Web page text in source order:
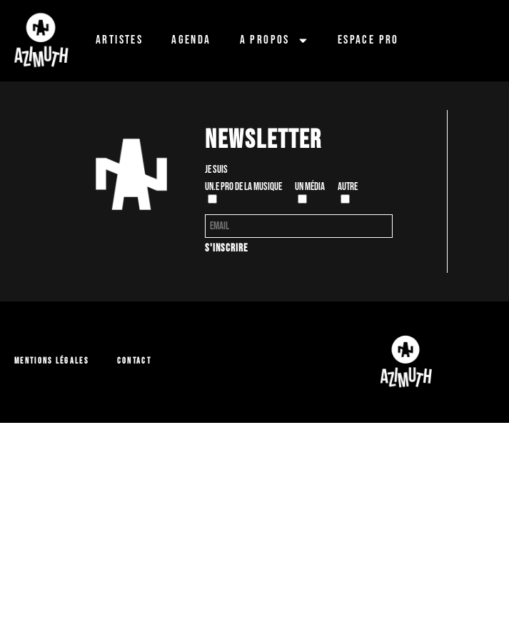
Artistes Agenda A propos Espace pro
Newsletter
Je suis
Un.e pro de la musique
Un média Autre
Mentions légales Contact